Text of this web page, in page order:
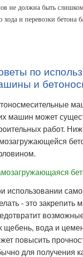
не должна быть
хода и перевозки бетона
по
и
машин может
работ.
использовании
- это закрепить
щебень, вода и
повысить
для получения